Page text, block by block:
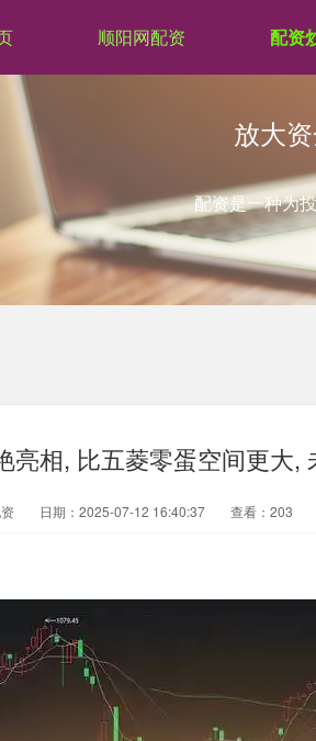
顺阳网配资 配资
放大
配资是一种为
亮相, 比五菱零蛋空间更大,
日期：2025-07-12 16:40:37 查看：203